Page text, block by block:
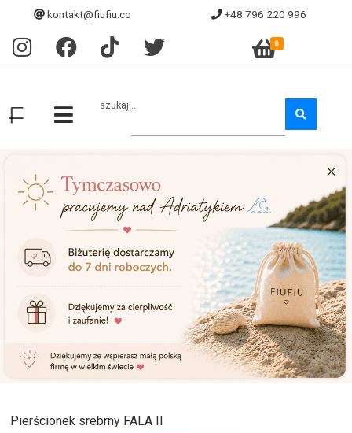
kontakt@fiufiu.co +48 796 220 996
0
szukaj...
Pierścionek srebrny FALA II